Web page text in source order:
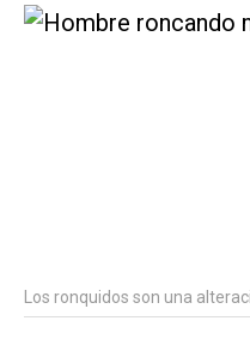
Los ronquidos son una